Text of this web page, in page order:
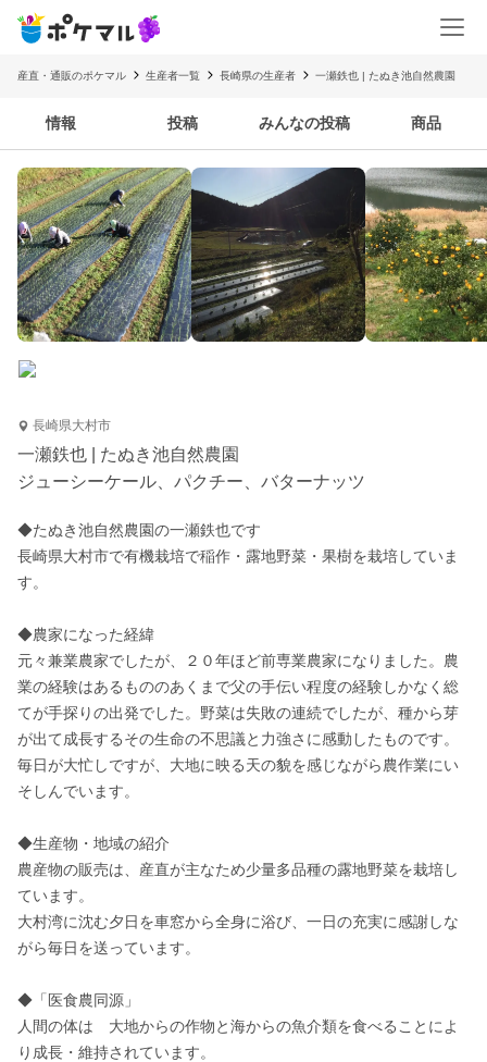
産直・通販のポケマル 生産者一覧 長崎県の生産者 一瀬鉄也 | たぬき池自然農園
情報 投稿 みんなの投稿 商品
長崎県大村市
一瀬鉄也 | たぬき池自然農園
ジューシーケール、パクチー、バターナッツ
◆たぬき池自然農園の一瀬鉄也です
長崎県大村市で有機栽培で稲作・露地野菜・果樹を栽培していま
す。
◆農家になった経緯
元々兼業農家でしたが、２０年ほど前専業農家になりました。農
業の経験はあるもののあくまで父の手伝い程度の経験しかなく総
てが手探りの出発でした。野菜は失敗の連続でしたが、種から芽
が出て成長するその生命の不思議と力強さに感動したものです。
毎日が大忙しですが、大地に映る天の貌を感じながら農作業にい
そしんでいます。
◆生産物・地域の紹介
農産物の販売は、産直が主なため少量多品種の露地野菜を栽培し
ています。
大村湾に沈む夕日を車窓から全身に浴び、一日の充実に感謝しな
がら毎日を送っています。
◆「医食農同源」
人間の体は　大地からの作物と海からの魚介類を食べることによ
り成長・維持されています。